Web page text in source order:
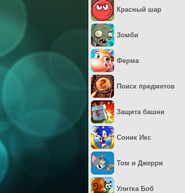
Красный шар
Зомби
Ферма
Поиск предметов
Защита башни
Соник Икс
Том и Джерри
Улитка Боб